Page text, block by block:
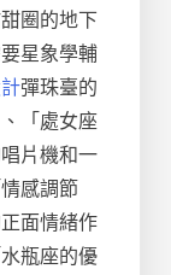
圈的地下
星象學輔
彈珠臺的
「處女座
片機和一
感調節
面情緒作
瓶座的優